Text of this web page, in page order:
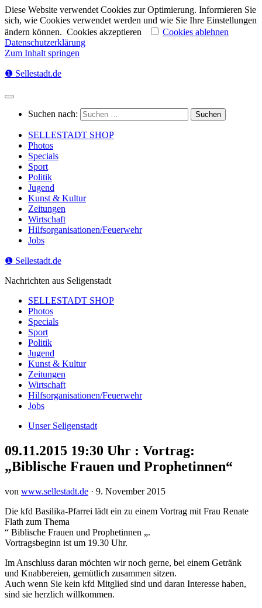
Diese Website verwendet Cookies zur Optimierung. Informieren Sie
sich, wie Cookies verwendet werden und wie Sie Ihre Einstellungen
ändern können. Cookies akzeptieren
Cookies ablehnen
Datenschutzerklärung
Zum Inhalt springen
❶ Sellestadt.de
Suchen nach:
SELLESTADT SHOP
Photos
Specials
Sport
Politik
Jugend
Kunst & Kultur
Zeitungen
Wirtschaft
Hilfsorganisationen/Feuerwehr
Jobs
❶ Sellestadt.de
Nachrichten aus Seligenstadt
SELLESTADT SHOP
Photos
Specials
Sport
Politik
Jugend
Kunst & Kultur
Zeitungen
Wirtschaft
Hilfsorganisationen/Feuerwehr
Jobs
Unser Seligenstadt
09.11.2015 19:30 Uhr : Vortrag:
„Biblische Frauen und Prophetinnen“
von www.sellestadt.de · 9. November 2015
Die kfd Basilika-Pfarrei lädt ein zu einem Vortrag mit Frau Renate
Flath zum Thema
“ Biblische Frauen und Prophetinnen „.
Vortragsbeginn ist um 19.30 Uhr.
Im Anschluss daran möchten wir noch gerne, bei einem Getränk
und Knabbereien, gemütlich zusammen sitzen.
Auch wenn Sie kein kfd Mitglied sind und daran Interesse haben,
sind sie herzlich willkommen.